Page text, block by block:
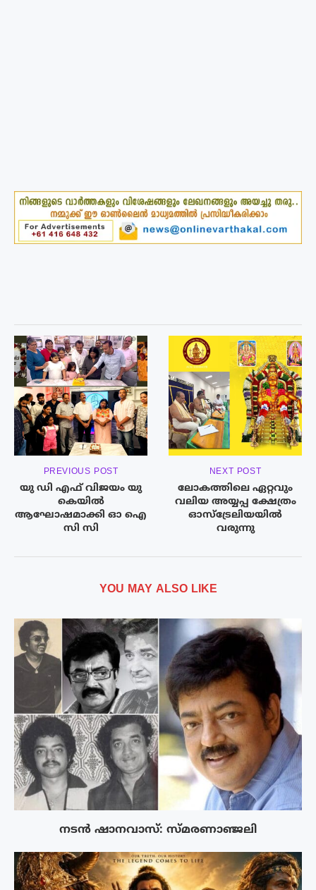
PREVIOUS POST
യു ഡി എഫ് വിജയം യു
കെയിൽ
ആഘോഷമാക്കി ഓ ഐ
സി സി
NEXT POST
ലോകത്തിലെ ഏറ്റവും
വലിയ അയ്യപ്പ ക്ഷേത്രം
ഓസ്ട്രേലിയയിൽ
വരുന്നു
YOU MAY ALSO LIKE
നടൻ ഷാനവാസ്: സ്മരണാഞ്ജലി